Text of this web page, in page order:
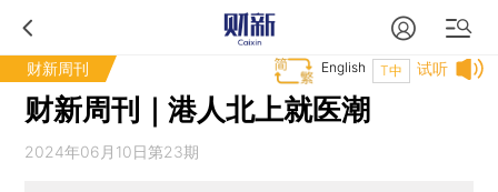
财新周刊 试听
T中
English
财新周刊｜港人北上就医潮
2024年06月10日第23期